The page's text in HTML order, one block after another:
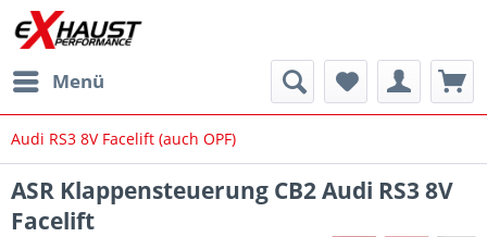
Menü
Audi RS3 8V Facelift (auch OPF)
ASR Klappensteuerung CB2 Audi RS3 8V
Facelift